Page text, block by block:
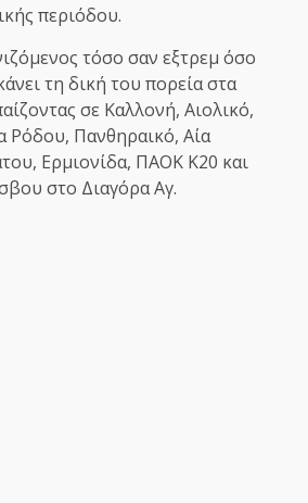
περιόδου.
τόσο σαν εξτρεμ όσο
τη δική του πορεία στα
σε Καλλονή, Αιολικό,
Ρόδου, Πανθηραικό, Αία
Ερμιονίδα, ΠΑΟΚ Κ20 και
στο Διαγόρα Αγ.